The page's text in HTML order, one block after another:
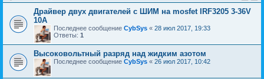
Драйвер двух двигателей с ШИМ на mosfet IRF3205 3-36V
10А
Последнее сообщение CybSys « 28 июл 2017, 19:33
Ответы: 1
Высоковольтный разряд над жидким азотом
Последнее сообщение CybSys « 26 июл 2017, 10:42